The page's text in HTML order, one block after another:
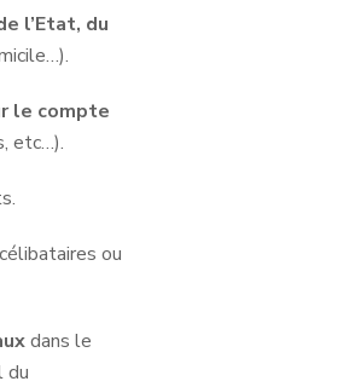
l’Etat, du
le compte
etc…).
ou
dans le
du